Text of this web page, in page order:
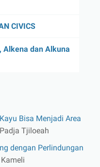
CIVICS
Alkena dan Alkuna
Bisa Menjadi Area
Tjiloeah
dengan Perlindungan